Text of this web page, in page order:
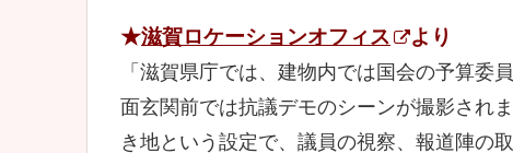
★滋賀ロケーションオフィス より
「滋賀県庁では、建物内では国会の予算委
面玄関前では抗議デモのシーンが撮影され
き地という設定で、議員の視察、報道陣の